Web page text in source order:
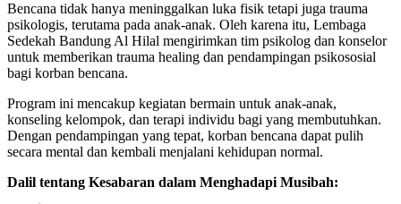
Bencana tidak hanya meninggalkan luka fisik tetapi juga trauma
psikologis, terutama pada anak-anak. Oleh karena itu, Lembaga
Sedekah Bandung Al Hilal mengirimkan tim psikolog dan konselor
untuk memberikan trauma healing dan pendampingan psikososial
bagi korban bencana.
Program ini mencakup kegiatan bermain untuk anak-anak,
konseling kelompok, dan terapi individu bagi yang membutuhkan.
Dengan pendampingan yang tepat, korban bencana dapat pulih
secara mental dan kembali menjalani kehidupan normal.
Dalil tentang Kesabaran dalam Menghadapi Musibah: